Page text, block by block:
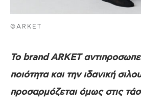
©ARKET
Το brand ARKET
ποιότητα και την ιδανική
προσαρμόζεται όμως στις